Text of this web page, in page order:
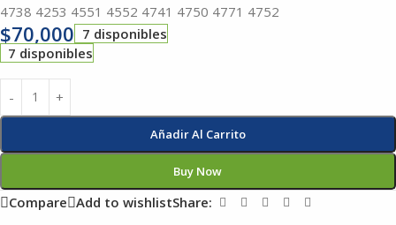
4738 4253 4551 4552 4741 4750 4771 4752
$70,000 7 disponibles
7 disponibles
Añadir Al Carrito
Buy Now
Compare Add to wishlistShare: